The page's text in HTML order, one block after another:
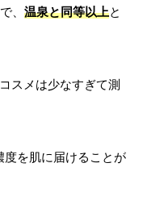
、 温泉と同等以上と
スメは少なすぎて測
度を肌に届けることが